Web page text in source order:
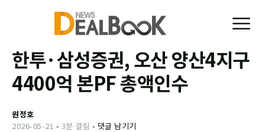
한투·삼성증권, 오산 양산4지구
4400억 본PF 총액인수
원정호
2026-05-21 - 3분 걸림 - 댓글 남기기